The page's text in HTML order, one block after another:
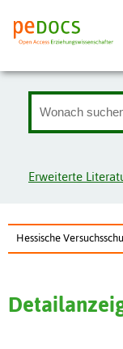
Erweiterte
Hessische